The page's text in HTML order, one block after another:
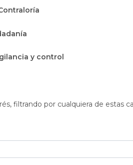
y control
filtrando por cualquiera de estas